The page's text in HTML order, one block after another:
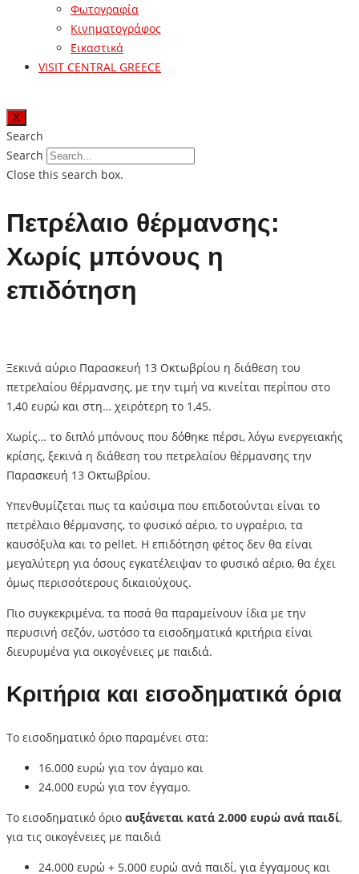
Φωτογραφία
Κινηματογράφος
Εικαστικά
VISIT CENTRAL GREECE
X
Search
Search
Close this search box.
Πετρέλαιο θέρμανσης:
Χωρίς μπόνους η
επιδότηση
Ξεκινά αύριο Παρασκευή 13 Οκτωβρίου η διάθεση του
πετρελαίου θέρμανσης, με την τιμή να κινείται περίπου στο
1,40 ευρώ και στη… χειρότερη το 1,45.
Χωρίς… το διπλό μπόνους που δόθηκε πέρσι, λόγω ενεργειακής
κρίσης, ξεκινά η διάθεση του πετρελαίου θέρμανσης την
Παρασκευή 13 Οκτωβρίου.
Υπενθυμίζεται πως τα καύσιμα που επιδοτούνται είναι το
πετρέλαιο θέρμανσης, το φυσικό αέριο, το υγραέριο, τα
καυσόξυλα και το pellet. Η επιδότηση φέτος δεν θα είναι
μεγαλύτερη για όσους εγκατέλειψαν το φυσικό αέριο, θα έχει
όμως περισσότερους δικαιούχους.
Πιο συγκεκριμένα, τα ποσά θα παραμείνουν ίδια με την
περυσινή σεζόν, ωστόσο τα εισοδηματικά κριτήρια είναι
διευρυμένα για οικογένειες με παιδιά.
Κριτήρια και εισοδηματικά όρια
Το εισοδηματικό όριο παραμένει στα:
16.000 ευρώ για τον άγαμο και
24.000 ευρώ για τον έγγαμο.
Το εισοδηματικό όριο αυξάνεται κατά 2.000 ευρώ ανά παιδί,
για τις οικογένειες με παιδιά
24.000 ευρώ + 5.000 ευρώ ανά παιδί, για έγγαμους και